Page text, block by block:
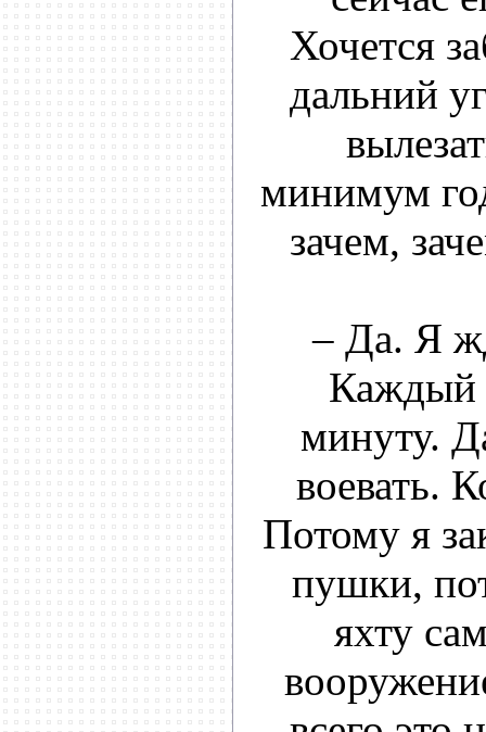
Хочется
дальний
минимум
зачем,
– Да. Я
Каждый
минуту.
воевать.
Потому я
пушки,
яхту